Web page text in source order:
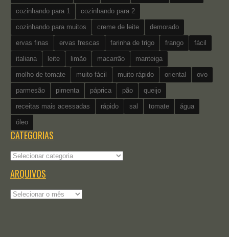
cozinhando para 1 cozinhando para 2
cozinhando para muitos creme de leite demorado
ervas finas ervas frescas farinha de trigo frango fácil
italiana leite limão macarrão manteiga
molho de tomate muito fácil muito rápido oriental ovo
parmesão pimenta páprica pão queijo
receitas mais acessadas rápido sal tomate água
óleo
CATEGORIAS
Categorias
ARQUIVOS
Arquivos